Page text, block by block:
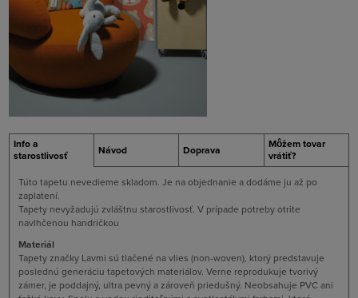
Info a
starostlivosť
Návod Doprava
Môžem tovar
vrátiť?
Túto tapetu nevedieme skladom. Je na objednanie a dodáme ju až po
zaplatení.
Tapety nevyžadujú zvláštnu starostlivosť. V prípade potreby otrite
navlhčenou handričkou
Materiál
Tapety značky Lavmi sú tlačené na vlies (non-woven), ktorý predstavuje
poslednú generáciu tapetových materiálov. Verne reprodukuje tvorivý
zámer, je poddajný, ultra pevný a zároveň priedušný. Neobsahuje PVC ani